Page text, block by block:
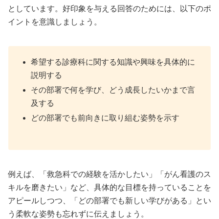
としています。好印象を与える回答のためには、以下のポ
イントを意識しましょう。
希望する診療科に関する知識や興味を具体的に
説明する
その部署で何を学び、どう成長したいかまで言
及する
どの部署でも前向きに取り組む姿勢を示す
例えば、「救急科での経験を活かしたい」「がん看護のス
キルを磨きたい」など、具体的な目標を持っていることを
アピールしつつ、「どの部署でも新しい学びがある」とい
う柔軟な姿勢も忘れずに伝えましょう。